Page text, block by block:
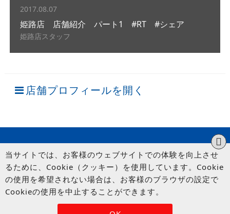
2017.08.07
姫路店 店舗紹介 パート1 #RT #シェア
姫路店スタッフ
店舗プロフィールを開く
© UP GARAGE GROUP Co., Ltd.
当サイトでは、お客様のウェブサイトでの体験を向上させ
るために、Cookie（クッキー）を使用しています。Cookie
の使用を希望されない場合は、お客様のブラウザの設定で
Cookieの使用を中止することができます。